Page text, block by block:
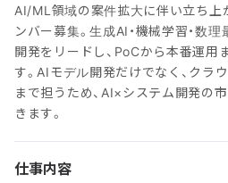
AI/ML領域の案件拡大に伴い立ち上
ンバー募集。生成AI・機械学習・数
開発をリードし、PoCから本番運用
す。AIモデル開発だけでなく、クラ
まで担うため、AI×システム開発の
きます。
仕事内容